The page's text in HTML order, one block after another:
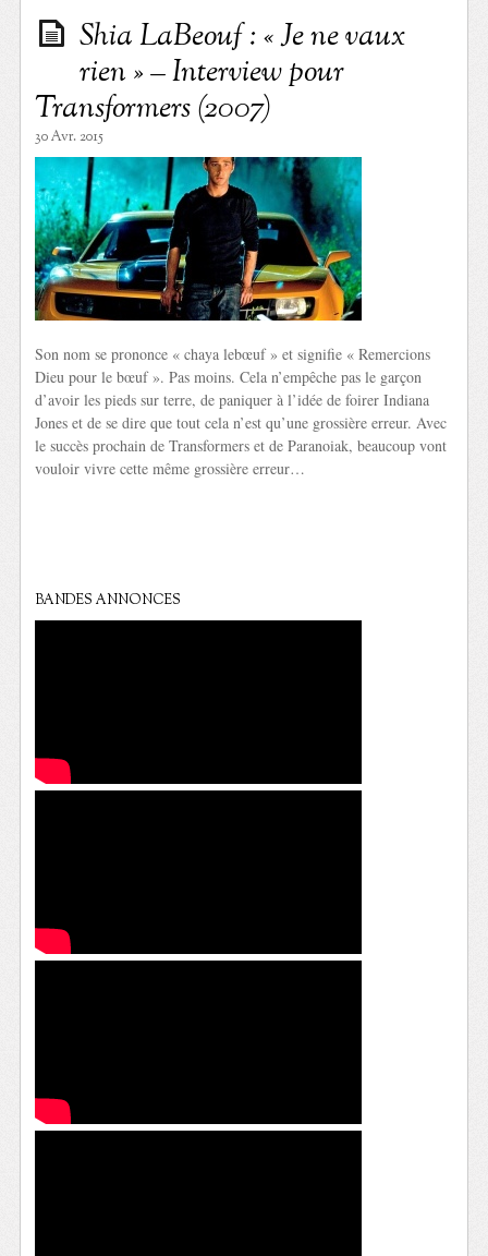
Shia LaBeouf : « Je ne vaux
rien » – Interview pour
Transformers (2007)
30 Avr. 2015
Son nom se prononce « chaya lebœuf » et signifie « Remercions
Dieu pour le bœuf ». Pas moins. Cela n’empêche pas le garçon
d’avoir les pieds sur terre, de paniquer à l’idée de foirer Indiana
Jones et de se dire que tout cela n’est qu’une grossière erreur. Avec
le succès prochain de Transformers et de Paranoiak, beaucoup vont
vouloir vivre cette même grossière erreur…
BANDES ANNONCES